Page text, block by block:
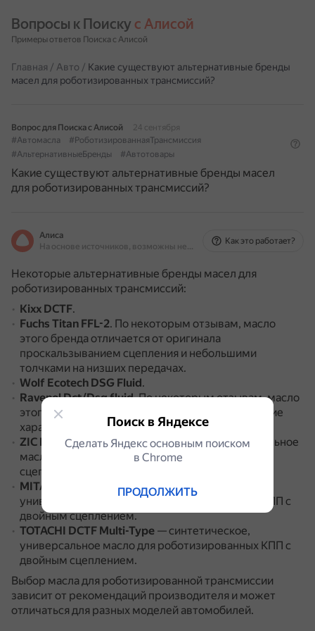
Вопросы к Поиску с Алисой
Примеры ответов Поиска с Алисой
Главная / Авто / Какие существуют альтернативные бренды
масел для роботизированных трансмиссий?
Вопрос для Поиска с Алисой
24 сентября
#Автомасла
#РоботизированнаяТрансмиссия
#АльтернативныеБренды
#Автотовары
Какие существуют альтернативные бренды масел
для роботизированных трансмиссий?
Алиса
На основе источников, возможны неточности
Как это работает?
Некоторые альтернативные бренды масел для
роботизированных трансмиссий:
Kixx DCTF.
Fuchs Titan FFL-2. По некоторым отзывам, масло
этого бренда отличается от оригинала
проскальзыванием сцепления и небольшими
толчками на низших передачах.
Wolf Ecotech DSG Fluid.
Ravenol Dct/Dsg fluid.По некоторым отзывам, масло
этого бренда имеет посредственные технические
характеристики.
ZIC DCTF Multi 75w— синтетическое, универсальное
масло для роботизированных КПП с двойным
сцеплением.
MITASU Multi Vehicle DCTF— синтетическое,
универсальное масло для роботизированных КПП с
двойным сцеплением.
TOTACHI DCTF Multi-Type — синтетическое,
универсальное масло для роботизированных КПП с
двойным сцеплением.
Выбор масла для роботизированной трансмиссии
зависит от рекомендаций производителя и может
отличаться для разных моделей автомобилей.
Поиск в Яндексе
Сделать Яндекс основным поиском
в Сhrome
ПРОДОЛЖИТЬ